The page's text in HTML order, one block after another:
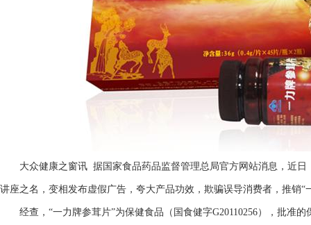
大众健康之窗讯 据国家食品药品监督管理总局官方网站消息，近日
讲座之名，变相发布虚假广告，夸大产品功效，欺骗误导消费者，推销“
经查，“一力牌参茸片”为保健食品（国食健字G20110256），批准的